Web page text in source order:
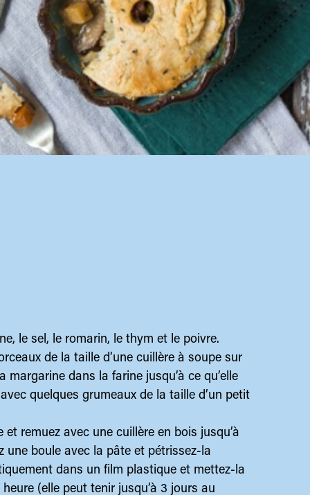
le sel, le romarin, le thym et le poivre.
de la taille d’une cuillère à soupe sur
dans la farine jusqu’à ce qu’elle
quelques grumeaux de la taille d’un petit
et remuez avec une cuillère en bois jusqu’à
une boule avec la pâte et pétrissez-la
dans un film plastique et mettez-la
(elle peut tenir jusqu’à 3 jours au